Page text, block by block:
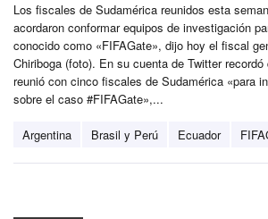
Los fiscales de Sudamérica reunidos esta
acordaron conformar equipos de investigación
conocido como «FIFAGate», dijo hoy el fiscal
Chiriboga (foto). En su cuenta de Twitter
reunió con cinco fiscales de Sudamérica «para
sobre el caso #FIFAGate»,...
Argentina Brasil y Perú Ecuador